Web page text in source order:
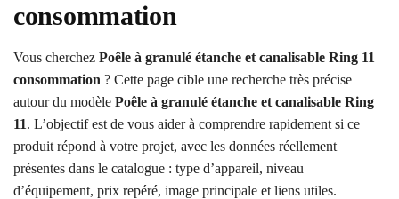
consommation
Vous cherchez Poêle à granulé étanche et canalisable Ring 11
consommation ? Cette page cible une recherche très précise
autour du modèle Poêle à granulé étanche et canalisable Ring
11. L’objectif est de vous aider à comprendre rapidement si ce
produit répond à votre projet, avec les données réellement
présentes dans le catalogue : type d’appareil, niveau
d’équipement, prix repéré, image principale et liens utiles.